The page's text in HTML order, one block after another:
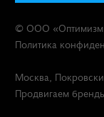
© ООО «
Политика
Москва,
Продвигаем